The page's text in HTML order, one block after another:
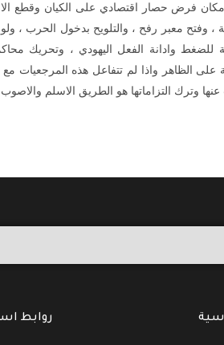
فرض حصار اقتصادي على الكيان وقطع
، وفتح معبر رفح ، والتلويح بدخول الحرب ،
وادانة الفعل اليهودي ، وتحريك
الظاهر واذا لم تتفاعل هذه المرجعيات
وترك التزاماتها هو الطريق الاسلم
روابط